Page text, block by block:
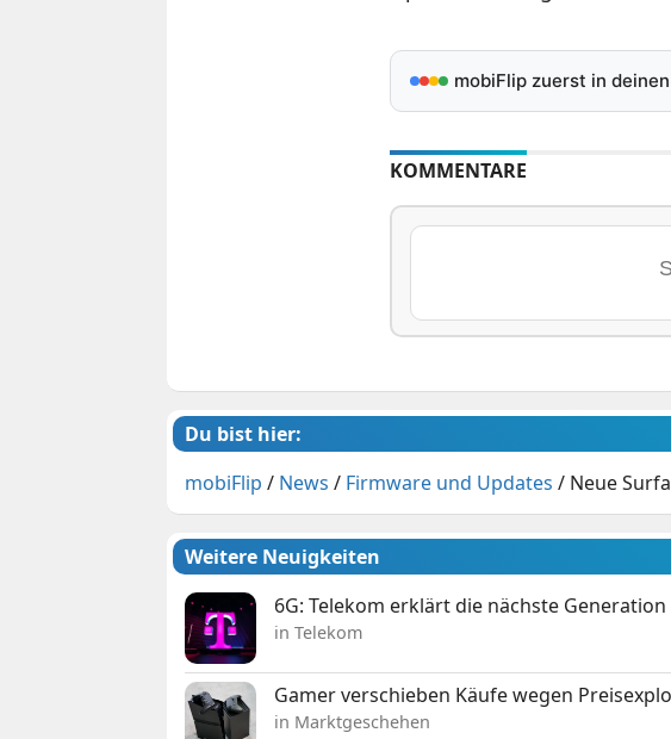
mobiFlip zuerst in
KOMMENTARE
Du bist hier:
mobiFlip / News / Firmware und Updates / Neue
Weitere Neuigkeiten
6G: Telekom erklärt die nächste
in Telekom
Gamer verschieben Käufe wegen
in Marktgeschehen